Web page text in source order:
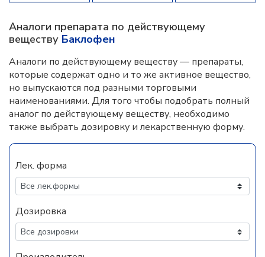
Аналоги препарата по действующему
веществу Баклофен
Аналоги по действующему веществу — препараты,
которые содержат одно и то же активное вещество,
но выпускаются под разными торговыми
наименованиями. Для того чтобы подобрать полный
аналог по действующему веществу, необходимо
также выбрать дозировку и лекарственную форму.
Лек. форма
Дозировка